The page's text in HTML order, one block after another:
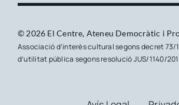
© 2026 El Centre, Ateneu Democràtic i
Associació d’interès cultural segons decret 73/
d’utilitat pública segons resolució JUS/1140/